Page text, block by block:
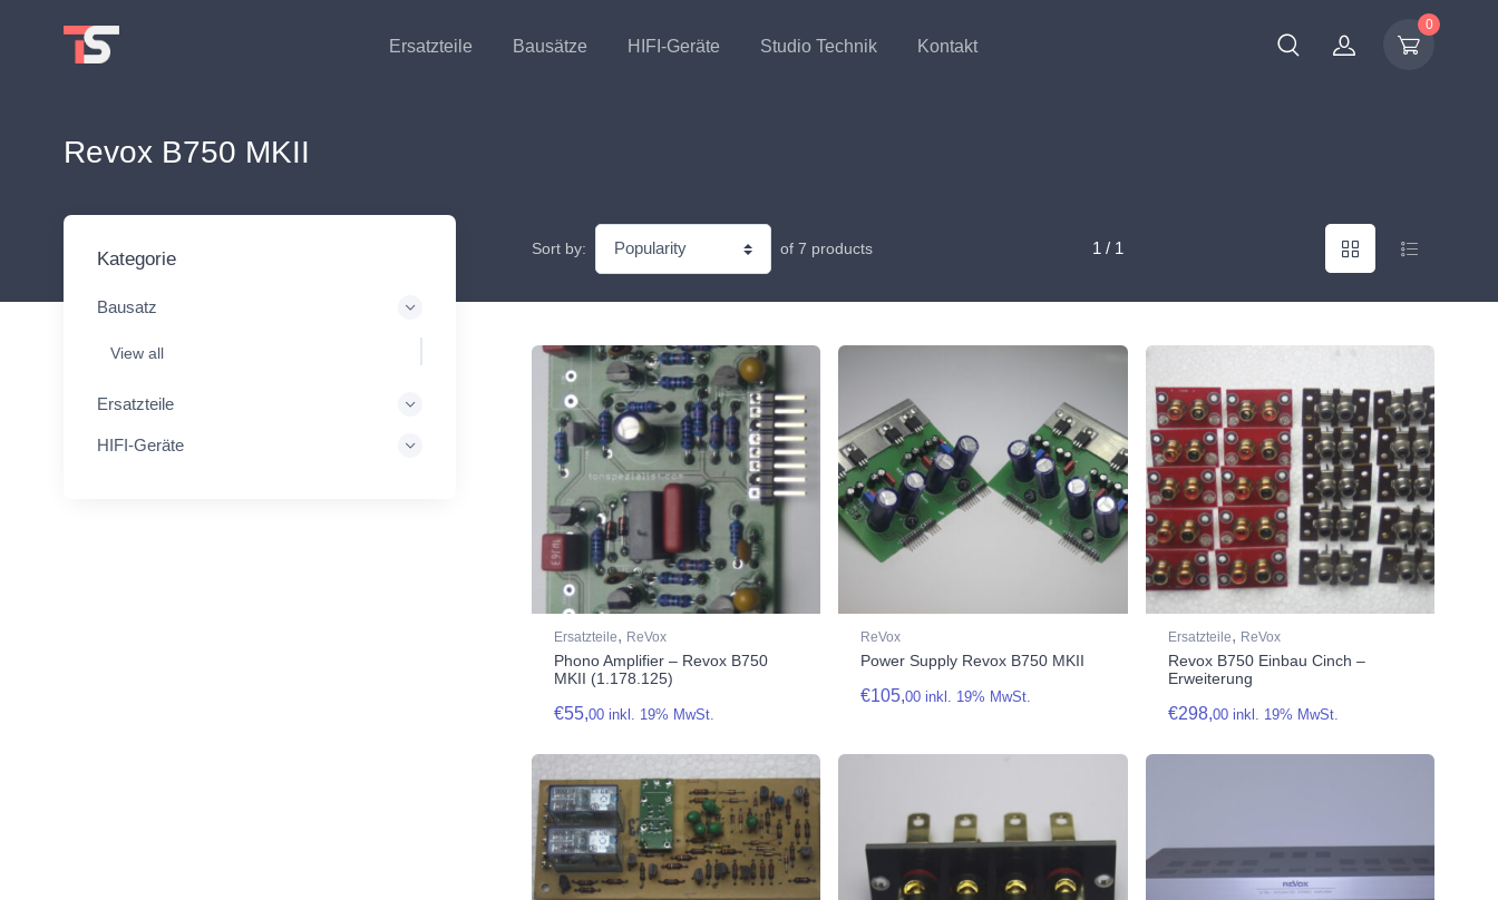
0
Ersatzteile Bausätze HIFI-Geräte Studio Technik Kontakt
Revox B750 MKII
Sort by: of 7 products 1 / 1
Ersatzteile, ReVox
Phono Amplifier – Revox B750
MKII (1.178.125)
€55,00 inkl. 19% MwSt.
ReVox
Power Supply Revox B750 MKII
€105,00 inkl. 19% MwSt.
Ersatzteile, ReVox
Revox B750 Einbau Cinch –
Erweiterung
€298,00 inkl. 19% MwSt.
Kategorie
Bausatz
View all
Ersatzteile
HIFI-Geräte